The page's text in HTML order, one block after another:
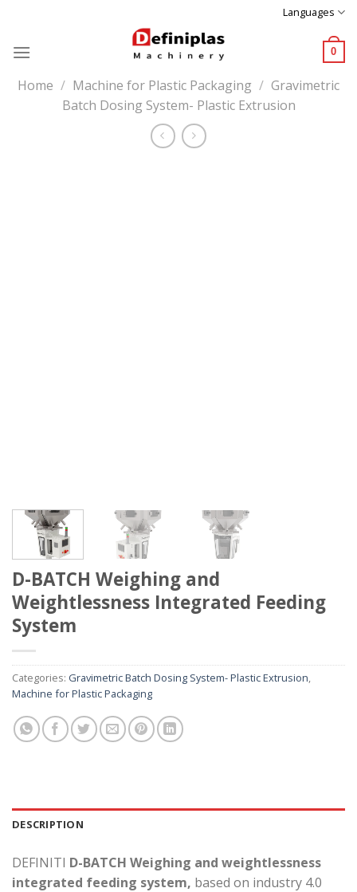
content
Languages
0
Home / Machine for Plastic Packaging / Gravimetric
Batch Dosing System- Plastic Extrusion
D-BATCH Weighing and
Weightlessness Integrated Feeding
System
Categories: Gravimetric Batch Dosing System- Plastic Extrusion,
Machine for Plastic Packaging
DESCRIPTION
DEFINITI D-BATCH Weighing and weightlessness
integrated feeding system, based on industry 4.0